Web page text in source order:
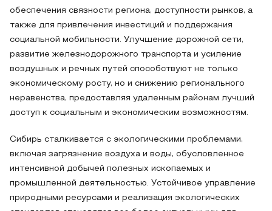
обеспечения связности региона, доступности рынков, а
также для привлечения инвестиций и поддержания
социальной мобильности. Улучшение дорожной сети,
развитие железнодорожного транспорта и усиление
воздушных и речных путей способствуют не только
экономическому росту, но и снижению регионального
неравенства, предоставляя удаленным районам лучший
доступ к социальным и экономическим возможностям.
Сибирь сталкивается с экологическими проблемами,
включая загрязнение воздуха и воды, обусловленное
интенсивной добычей полезных ископаемых и
промышленной деятельностью. Устойчивое управление
природными ресурсами и реализация экологических